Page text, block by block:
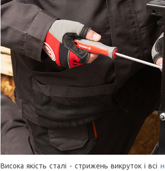
Висока якість сталі - стрижень викруток і всі